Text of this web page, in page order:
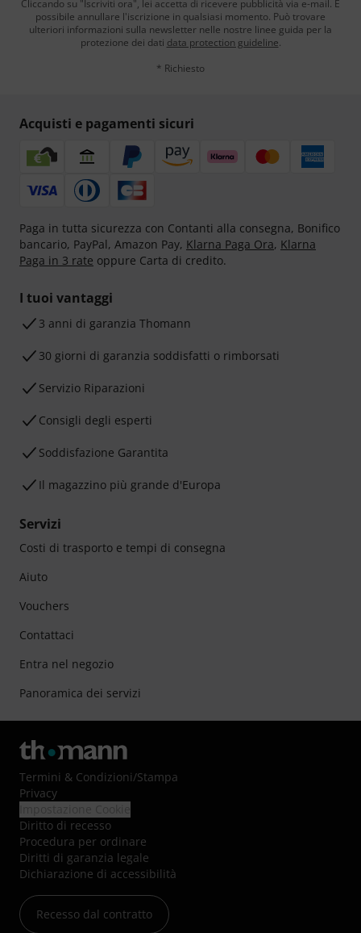
Cliccando su "Iscriviti ora", lei accetta di ricevere pubblicità via e-mail. È
possibile annullare l'iscrizione in qualsiasi momento. Può trovare
ulteriori informazioni sulla newsletter nelle nostre linee guida per la
protezione dei dati data protection guideline.
* Richiesto
Acquisti e pagamenti sicuri
Paga in tutta sicurezza con Contanti alla consegna, Bonifico
bancario, PayPal, Amazon Pay, Klarna Paga Ora, Klarna
Paga in 3 rate oppure Carta di credito.
I tuoi vantaggi
3 anni di garanzia Thomann
30 giorni di garanzia soddisfatti o rimborsati
Servizio Riparazioni
Consigli degli esperti
Soddisfazione Garantita
Il magazzino più grande d'Europa
Servizi
Costi di trasporto e tempi di consegna
Aiuto
Vouchers
Contattaci
Entra nel negozio
Panoramica dei servizi
Termini & Condizioni/Stampa
Privacy
Diritto di recesso
Procedura per ordinare
Diritti di garanzia legale
Dichiarazione di accessibilità
Recesso dal contratto